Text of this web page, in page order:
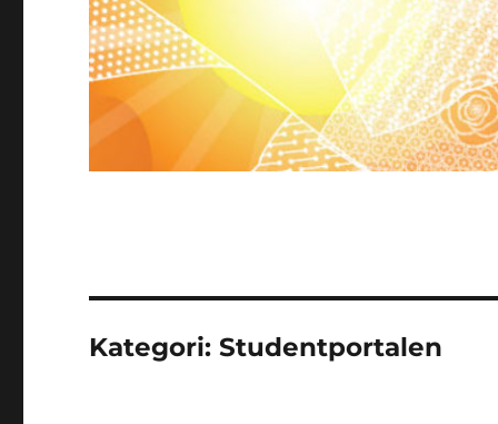
Kategori:Studentportalen